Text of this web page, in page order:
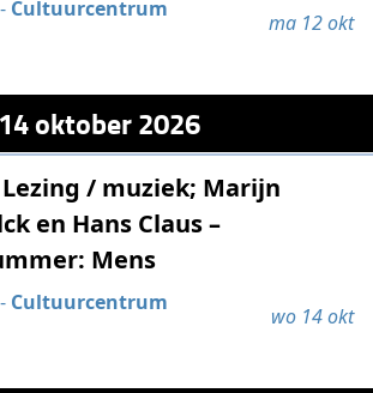
- Cultuurcentrum
ma 12 okt
oktober 2026
Lezing / muziek; Marijn
en Hans Claus –
Mens
- Cultuurcentrum
wo 14 okt